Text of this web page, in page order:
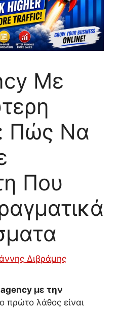
Με
Πώς Να
Που
Διβράμης
με την
πρώτο λάθος είναι